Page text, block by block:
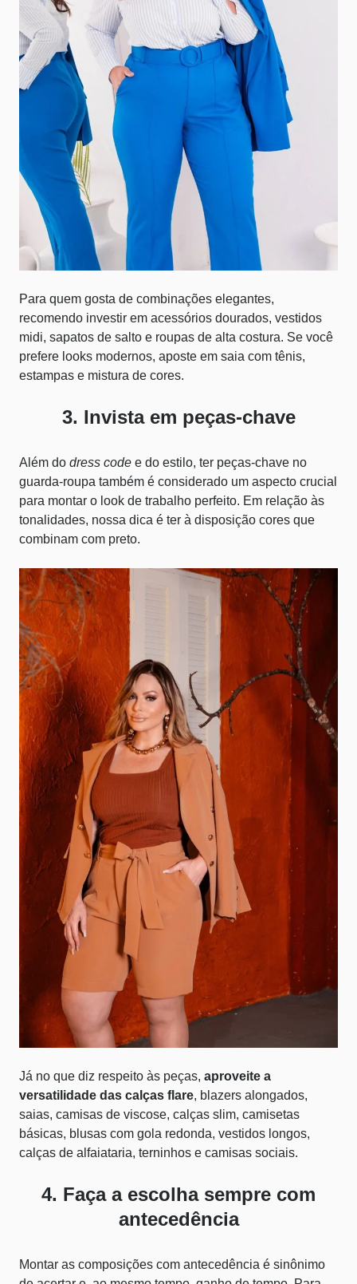
Para quem gosta de combinações elegantes,
recomendo investir em acessórios dourados, vestidos
midi, sapatos de salto e roupas de alta costura. Se você
prefere looks modernos, aposte em saia com tênis,
estampas e mistura de cores.
3. Invista em peças-chave
Além do dress code e do estilo, ter peças-chave no
guarda-roupa também é considerado um aspecto crucial
para montar o look de trabalho perfeito. Em relação às
tonalidades, nossa dica é ter à disposição cores que
combinam com preto.
Já no que diz respeito às peças, aproveite a
versatilidade das calças flare, blazers alongados,
saias, camisas de viscose, calças slim, camisetas
básicas, blusas com gola redonda, vestidos longos,
calças de alfaiataria, terninhos e camisas sociais.
4. Faça a escolha sempre com
antecedência
Montar as composições com antecedência é sinônimo